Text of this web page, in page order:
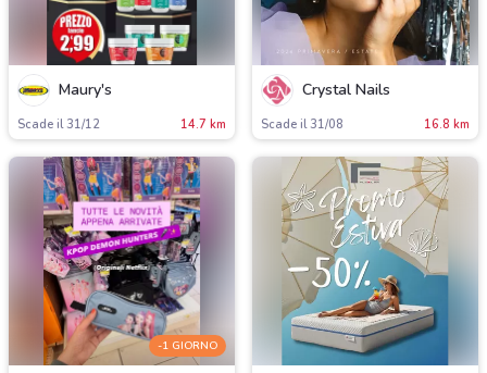
Maury's
Scade il 31/12 14.7 km
Crystal Nails
Scade il 31/08 16.8 km
-1 GIORNO